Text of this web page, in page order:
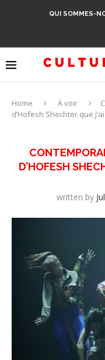
QUI SOMMES-
Home À voir
d’Hofesh Shechter que
D’HOFESH
written by